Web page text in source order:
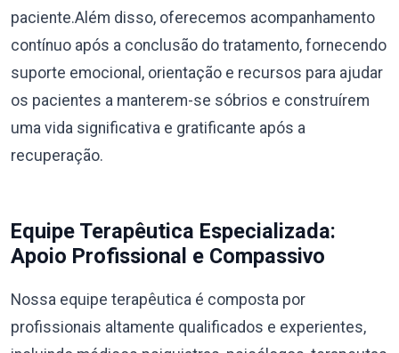
paciente.Além disso, oferecemos acompanhamento
contínuo após a conclusão do tratamento, fornecendo
suporte emocional, orientação e recursos para ajudar
os pacientes a manterem-se sóbrios e construírem
uma vida significativa e gratificante após a
recuperação.
Equipe Terapêutica Especializada:
Apoio Profissional e Compassivo
Nossa equipe terapêutica é composta por
profissionais altamente qualificados e experientes,